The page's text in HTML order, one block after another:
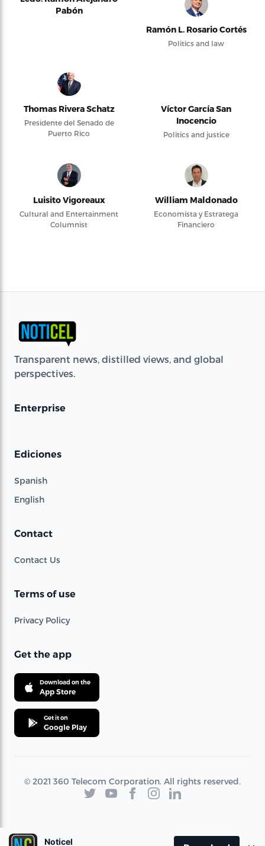
Pabón
Ramón L. Rosario Cortés
Politics and law
Thomas Rivera Schatz
Presidente del Senado de
Puerto Rico
Víctor García San
Inocencio
Politics and justice
Luisito Vigoreaux
Cultural and Entertainment
Columnist
William Maldonado
Economista y Estratega
Financiero
Transparent news, distilled views, and global
perspectives.
Enterprise
Ediciones
Spanish
English
Contact
Contact Us
Terms of use
Privacy Policy
Get the app
Download on the
App Store
Get it on
Google Play
© 2021 360 Telecom Corporation. All rights reserved.
Noticel